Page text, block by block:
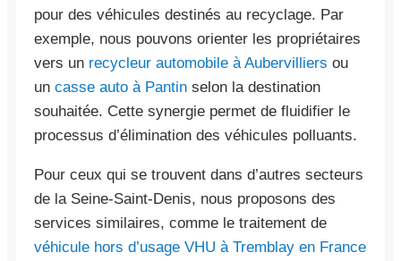
pour des véhicules destinés au recyclage. Par
exemple, nous pouvons orienter les propriétaires
vers un recycleur automobile à Aubervilliers ou
un casse auto à Pantin selon la destination
souhaitée. Cette synergie permet de fluidifier le
processus d’élimination des véhicules polluants.
Pour ceux qui se trouvent dans d’autres secteurs
de la Seine-Saint-Denis, nous proposons des
services similaires, comme le traitement de
véhicule hors d’usage VHU à Tremblay en France